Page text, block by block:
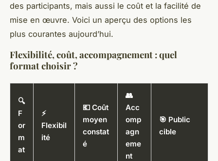
des participants, mais aussi le coût et la facilité de
mise en œuvre. Voici un aperçu des options les
plus courantes aujourd’hui.
Flexibilité, coût, accompagnement : quel
format choisir ?
🔍
F
or
m
at
⚡
Flexibil
ité
💶 Coût
moyen
constat
é
👥
Acc
omp
agn
eme
nt
🎯 Public
cible